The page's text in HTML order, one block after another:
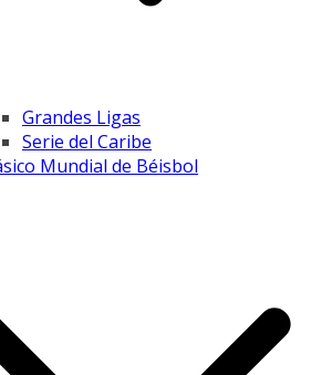
Grandes Ligas
Serie del Caribe
Mundial de Béisbol